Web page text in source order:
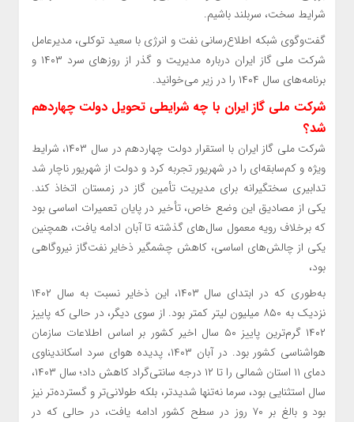
شرایط سخت، سربلند باشیم.
گفت‌وگوی شبکه اطلاع‌رسانی نفت و انرژی با سعید توکلی، مدیرعامل
شرکت ملی گاز ایران درباره مدیریت و گذر از روز‌های سرد ۱۴۰۳ و
برنامه‌های سال ۱۴۰۴ را در زیر می‌خوانید.
شرکت ملی گاز ایران با چه شرایطی تحویل دولت چهاردهم
شد؟
شرکت ملی گاز ایران با استقرار دولت چهاردهم در سال ۱۴۰۳، شرایط
ویژه و کم‌سابقه‌ای را در شهریور تجربه کرد و دولت از شهریور ناچار شد
تدابیری سختگیرانه برای مدیریت تأمین گاز در زمستان اتخاذ کند.
یکی از مصادیق این وضع خاص، تأخیر در پایان تعمیرات اساسی بود
که برخلاف رویه معمول سال‌های گذشته تا آبان ادامه یافت، همچنین
یکی از چالش‌های اساسی، کاهش چشمگیر ذخایر نفت‌گاز نیروگاهی
بود،
به‌طوری که در ابتدای سال ۱۴۰۳، این ذخایر نسبت به سال ۱۴۰۲
نزدیک به ۸۵۰ میلیون لیتر کمتر بود. از سوی دیگر، در حالی که پاییز
۱۴۰۲ گرم‌ترین پاییز ۵۰ سال اخیر کشور بر اساس اطلاعات سازمان
هواشناسی کشور بود. در آبان ۱۴۰۳، پدیده هوای سرد اسکاندیناوی
دمای ۱۱ استان شمالی را تا ۱۲ درجه سانتی‌گراد کاهش داد؛ سال ۱۴۰۳،
سال استثنایی بود، سرما نه‌تنها شدیدتر، بلکه طولانی‌تر و گسترده‌تر نیز
بود و بالغ بر ۷۰ روز در سطح کشور ادامه یافت، در حالی که در